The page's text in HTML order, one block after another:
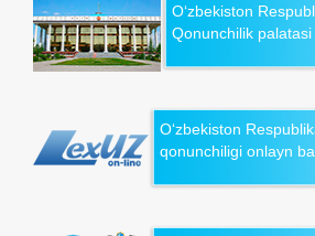
O‘zbekiston
Qonunchilik palatasi
O‘zbekiston
qonunchiligi onlayn